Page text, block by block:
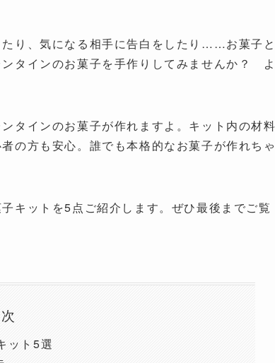
り、気になる相手に告白をしたり……お菓子
タインのお菓子を手作りしてみませんか？
タインのお菓子が作れますよ。キット内の材
の方も安心。誰でも本格的なお菓子が作れち
キットを5点ご紹介します。ぜひ最後までご覧
ット5選